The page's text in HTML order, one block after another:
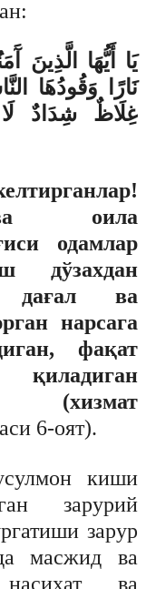
نَارًا وَقُودُهَا
غِلَاظٌ شِدَادٌ
ва оила
одамлар
дўзахдан
дағал ва
нарсага
фақат
6-оят).
киши
зарурий
зарур
масжид ва
ва